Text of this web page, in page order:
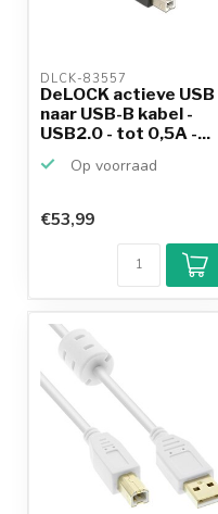
DLCK-83557
DeLOCK actieve USB
naar USB-B kabel -
USB2.0 - tot 0,5A -...
Op voorraad
€53,99